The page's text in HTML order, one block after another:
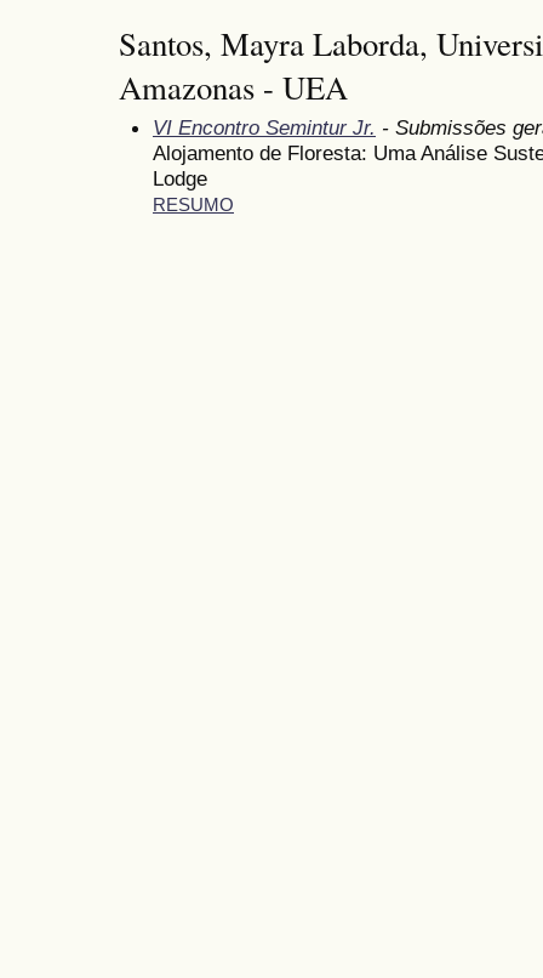
Santos, Mayra Laborda,
Amazonas - UEA
VI Encontro Semintur Jr. - Submissões
Alojamento de Floresta: Uma Análise
Lodge
RESUMO